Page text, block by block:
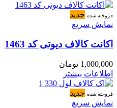
فروخته شده جدید
نمایش سریع
اکانت کالاف دیوتی کد 1463
1,000,000 تومان
اطلاعات بیشتر
فروخته شده جدید
نمایش سریع